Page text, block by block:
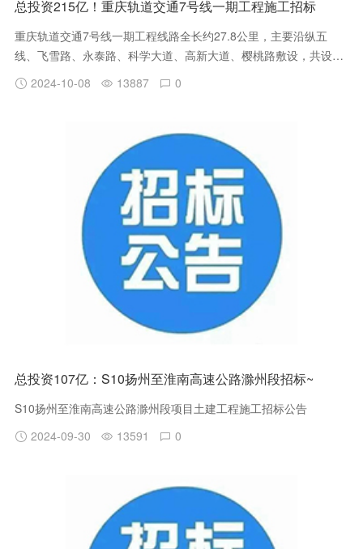
总投资215亿！重庆轨道交通7号线一期工程施工招标
重庆轨道交通7号线一期工程线路全长约27.8公里，主要沿纵五
线、飞雪路、永泰路、科学大道、高新大道、樱桃路敷设，共设车
站18座，换乘站7座，分别与规划17号线、15号线、27号线、永川
线、19号线及既有1号线换乘；一期工程全线平均站间距约1.6公
2024-10-08 13887 0
总投资107亿：S10扬州至淮南高速公路滁州段招标~
S10扬州至淮南高速公路滁州段项目土建工程施工招标公告
2024-09-30
13591 0